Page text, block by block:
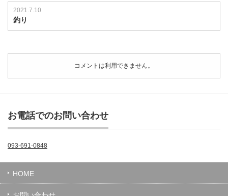
2021.7.10
釣り
コメントは利用できません。
お電話でのお問い合わせ
093-691-0848
HOME